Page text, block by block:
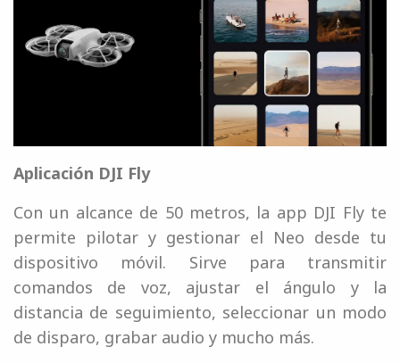
Aplicación DJI Fly
Con un alcance de 50 metros, la app DJI Fly te
permite pilotar y gestionar el Neo desde tu
dispositivo móvil. Sirve para transmitir
comandos de voz, ajustar el ángulo y la
distancia de seguimiento, seleccionar un modo
de disparo, grabar audio y mucho más.